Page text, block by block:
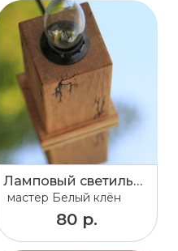
Ламповый светильник "Молнии"
мастер Белый клён
80 р.